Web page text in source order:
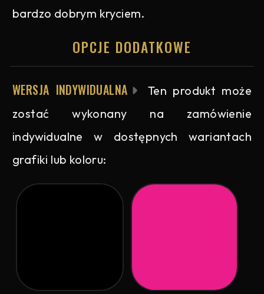
bardzo dobrym kryciem.
OPCJE DODATKOWE
WERSJA INDYWIDUALNA
Ten produkt może
zostać wykonany na zamówienie
indywidualne w dostępnych wariantach
grafiki lub koloru: